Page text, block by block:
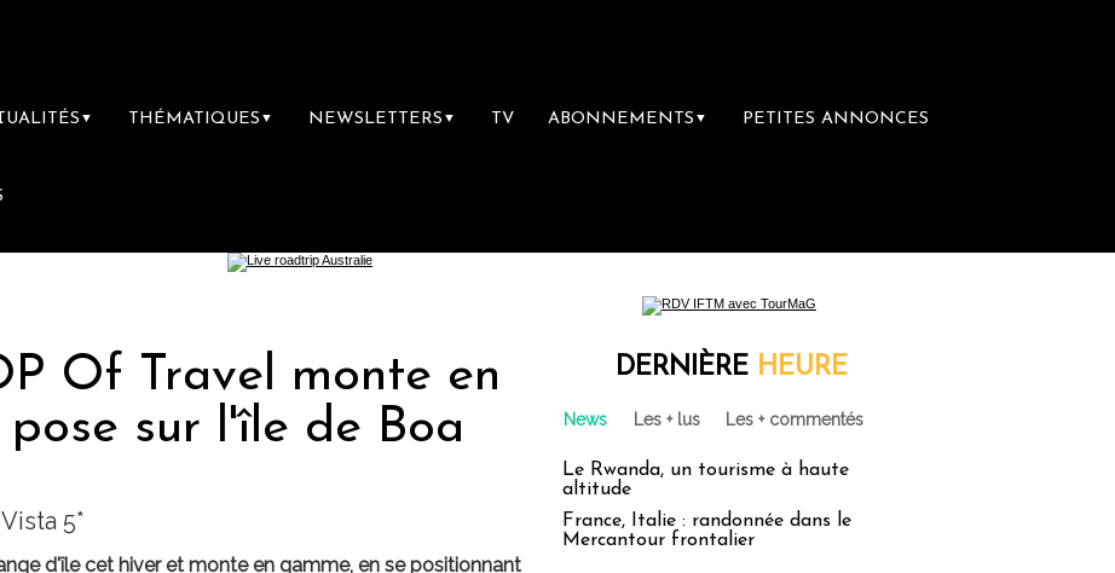
▼ THÉMATIQUES ▼ NEWSLETTERS ▼ TV ABONNEMENTS ▼ PETITES ANNONCES
Of Travel monte en
sur l'île de Boa
5*
d'île cet hiver et monte en gamme, en se positionnant
DERNIÈRE HEURE
News Les + lus Les + commentés
Le Rwanda, un tourisme à haute
altitude
France, Italie : randonnée dans le
Mercantour frontalier